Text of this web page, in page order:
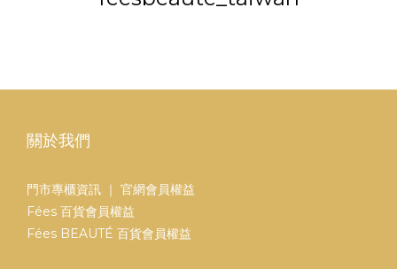
關於我們
門市專櫃資訊 ｜ 官網會員權益
Fées 百貨會員權益
Fées BEAUTÉ 百貨會員權益